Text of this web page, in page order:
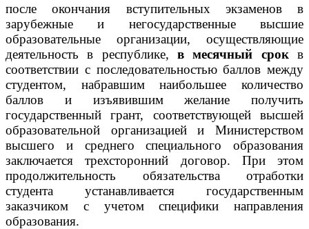
после окончания вступительных экзаменов в
зарубежные и негосударственные высшие
образовательные организации, осуществляющие
деятельность в республике, в месячный срок в
соответствии с последовательностью баллов между
студентом, набравшим наибольшее количество
баллов и изъявившим желание получить
государственный грант, соответствующей высшей
образовательной организацией и Министерством
высшего и среднего специального образования
заключается трехсторонний договор. При этом
продолжительность обязательства отработки
студента устанавливается государственным
заказчиком с учетом специфики направления
образования.